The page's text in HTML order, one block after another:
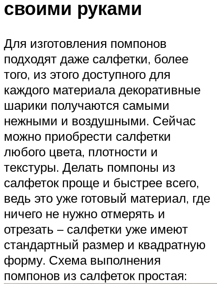
своими руками
Для изготовления помпонов
подходят даже салфетки, более
того, из этого доступного для
каждого материала декоративные
шарики получаются самыми
нежными и воздушными. Сейчас
можно приобрести салфетки
любого цвета, плотности и
текстуры. Делать помпоны из
салфеток проще и быстрее всего,
ведь это уже готовый материал, где
ничего не нужно отмерять и
отрезать – салфетки уже имеют
стандартный размер и квадратную
форму. Схема выполнения
помпонов из салфеток простая: